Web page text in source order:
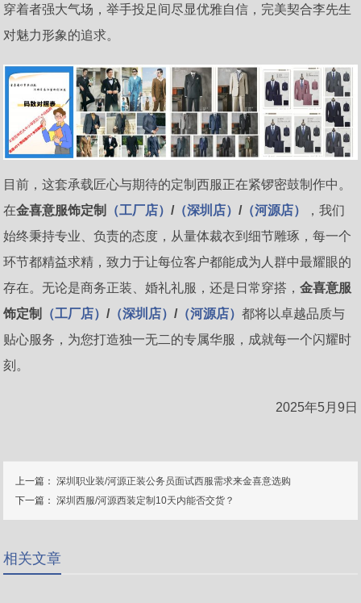
穿着者强大气场，举手投足间尽显优雅自信，完美契合李先生
对魅力形象的追求。
目前，这套承载匠心与期待的定制西服正在紧锣密鼓制作中。
在金喜意服饰定制 （工厂店）/（深圳店）/（河源店）
，我们
始终秉持专业、负责的态度，从量体裁衣到细节雕琢，每一个
环节都精益求精，致力于让每位客户都能成为人群中最耀眼的
存在。无论是商务正装、婚礼礼服，还是日常穿搭，金喜意服
饰定制
（工厂店）/（深圳店）/（河源店）都将以卓越品质与
贴心服务，为您打造独一无二的专属华服，成就每一个闪耀时
刻。
2025年5月9日
上一篇：深圳职业装/河源正装公务员面试西服需求来金喜意选购
下一篇：深圳西服/河源西装定制10天内能否交货？
相关文章